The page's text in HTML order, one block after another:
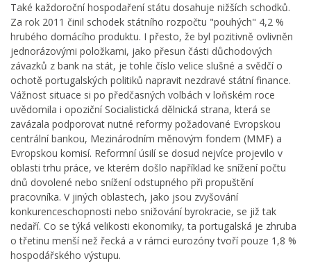
Také každoroční hospodaření státu dosahuje nižších schodků.
Za rok 2011 činil schodek státního rozpočtu "pouhých" 4,2 %
hrubého domácího produktu. I přesto, že byl pozitivně ovlivněn
jednorázovými položkami, jako přesun části důchodových
závazků z bank na stát, je tohle číslo velice slušné a svědčí o
ochotě portugalských politiků napravit nezdravé státní finance.
Vážnost situace si po předčasných volbách v loňském roce
uvědomila i opoziční Socialistická dělnická strana, která se
zavázala podporovat nutné reformy požadované Evropskou
centrální bankou, Mezinárodním měnovým fondem (MMF) a
Evropskou komisí. Reformní úsilí se dosud nejvíce projevilo v
oblasti trhu práce, ve kterém došlo například ke snížení počtu
dnů dovolené nebo snížení odstupného při propuštění
pracovníka. V jiných oblastech, jako jsou zvyšování
konkurenceschopnosti nebo snižování byrokracie, se již tak
nedaří. Co se týká velikosti ekonomiky, ta portugalská je zhruba
o třetinu menší než řecká a v rámci eurozóny tvoří pouze 1,8 %
hospodářského výstupu.